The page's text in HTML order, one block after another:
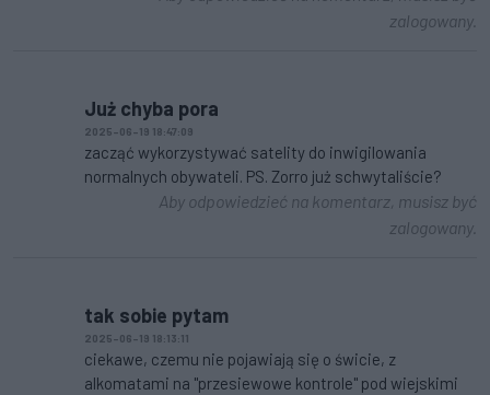
zalogowany.
Już chyba pora
2025-06-19 18:47:09
zacząć wykorzystywać satelity do inwigilowania
normalnych obywateli. PS. Zorro już schwytaliście?
Aby odpowiedzieć na komentarz, musisz być
zalogowany.
tak sobie pytam
2025-06-19 18:13:11
ciekawe, czemu nie pojawiają się o świcie, z
alkomatami na "przesiewowe kontrole" pod wiejskimi